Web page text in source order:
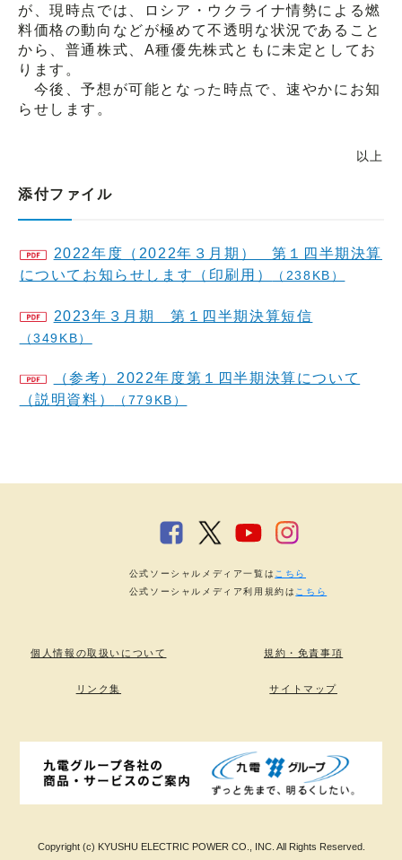
が、現時点では、ロシア・ウクライナ情勢による燃
料価格の動向などが極めて不透明な状況であること
から、普通株式、A種優先株式ともに未定としてお
ります。
今後、予想が可能となった時点で、速やかにお知
らせします。
以上
添付ファイル
2022年度（2022年３月期） 第１四半期決算
についてお知らせします（印刷用）
（238KB）
2023年３月期 第１四半期決算短信
（349KB）
（参考）2022年度第１四半期決算について
（説明資料）
（779KB）
個人情報の取扱いについて 規約・免責事項
リンク集 サイトマップ
Copyright (c) KYUSHU ELECTRIC POWER CO., INC. All Rights Reserved.
公式ソーシャルメディア一覧は こちら
公式ソーシャルメディア利用規約は こちら